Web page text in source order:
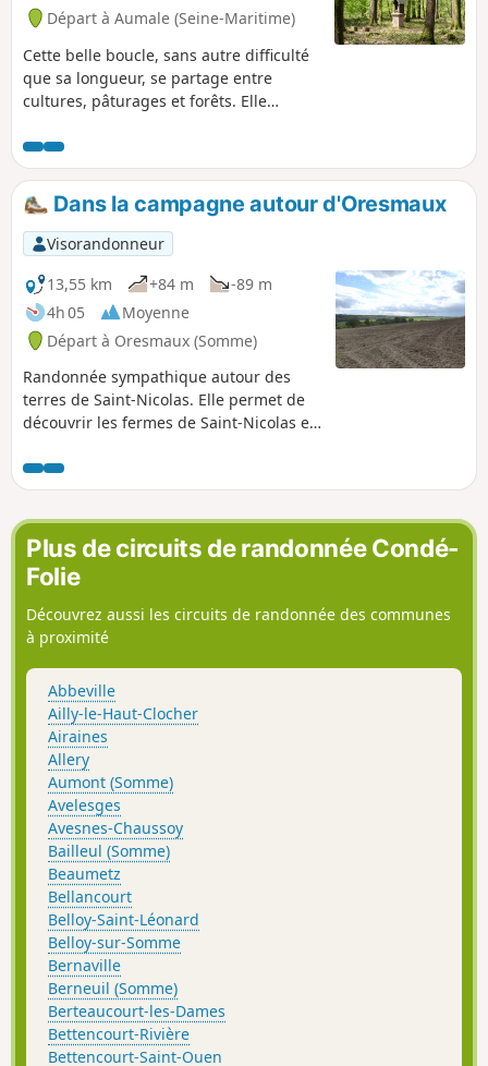
Départ à Aumale (Seine-Maritime)
Cette belle boucle, sans autre difficulté
que sa longueur, se partage entre
cultures, pâturages et forêts. Elle
seulement de plusieurs châteaux et
monuments religieux, mais aussi celle
des villages traversés. Le vieux centre
d'Aumale, avec sa mairie et sa
majestueuse église, méritent aussi une
petite flânerie supplémentaire.
Dans la campagne autour d'Oresmaux
Visorandonneur
13,55 km
+84 m
-89 m
4h 05
Moyenne
Départ à Oresmaux (Somme)
Randonnée sympathique autour des
terres de Saint-Nicolas. Elle permet de
découvrir les fermes de Saint-Nicolas et
l'Absous et du Domont et en longeant
les bois de Ramées, de Berny, du
Domont et du Petit Bois Lefèbvre.
Plus de circuits de randonnée Condé-
Folie
Découvrez aussi les circuits de randonnée des communes
à proximité
Abbeville
Ailly-le-Haut-Clocher
Airaines
Allery
Aumont (Somme)
Avelesges
Avesnes-Chaussoy
Bailleul (Somme)
Beaumetz
Bellancourt
Belloy-Saint-Léonard
Belloy-sur-Somme
Bernaville
Berneuil (Somme)
Berteaucourt-les-Dames
Bettencourt-Rivière
Bettencourt-Saint-Ouen